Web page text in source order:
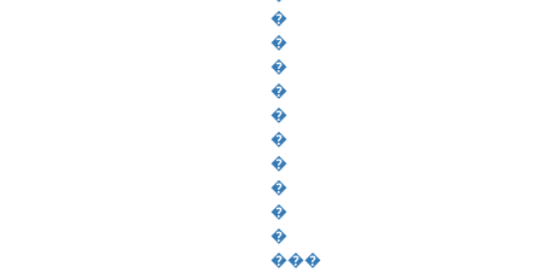
�
�
�
�
�
�
�
�
�
�
���